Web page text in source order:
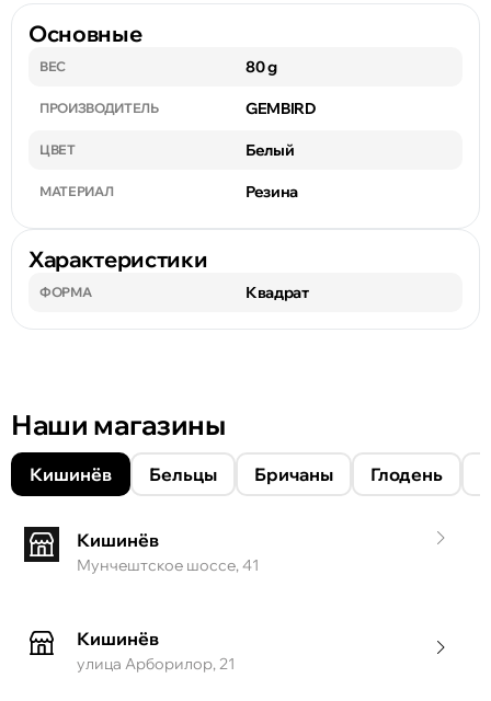
Основные
ВЕС 80 g
ПРОИЗВОДИТЕЛЬ GEMBIRD
ЦВЕТ Белый
МАТЕРИАЛ Резина
Характеристики
ФОРМА Квадрат
Наши магазины
Кишинёв Бельцы Бричаны Глодень
Кишинёв
Мунчештское шоссе, 41
Кишинёв
улица Арборилор, 21